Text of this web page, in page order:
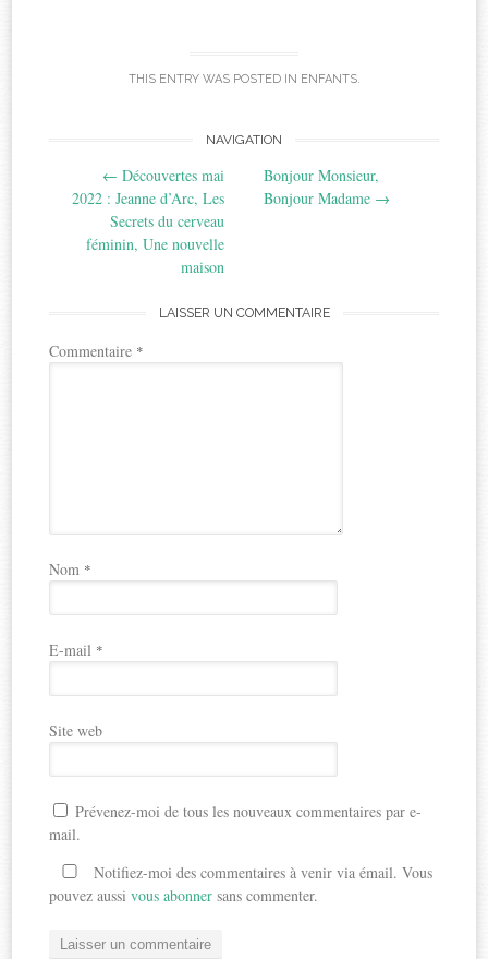
THIS ENTRY WAS POSTED IN ENFANTS.
navigation
NAVIGATION
← Découvertes mai
2022 : Jeanne d’Arc, Les
Secrets du cerveau
féminin, Une nouvelle
maison
Bonjour Monsieur,
Bonjour Madame →
LAISSER UN COMMENTAIRE
Commentaire *
Nom *
E-mail *
Site web
Prévenez-moi de tous les nouveaux commentaires par e-
mail.
Notifiez-moi des commentaires à venir via émail. Vous
pouvez aussivous abonner sans commenter.